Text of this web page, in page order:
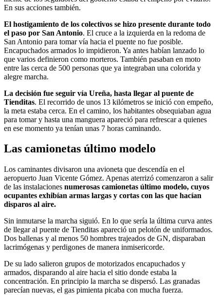
En sus acciones también.
El hostigamiento de los colectivos se hizo presente durante todo
el paso por San Antonio. El cruce a la izquierda en la redoma de
San Antonio para tomar vía hacia el puente no fue posible.
Encapuchados armados lo impidieron. Ya antes habían lanzado lo
que varios definieron como morteros. También pasaban en moto
entre las cerca de 500 personas que ya integraban una colorida y
alegre marcha.
La decisión fue seguir vía Ureña, hasta llegar al puente de
Tienditas. El recorrido de unos 13 kilómetros se inició con empeño,
la meta estaba cerca. En el camino, los habitantes obsequiaban agua
para tomar y hasta una manguera apareció para refrescar a quienes
en ese momento ya tenían unas 7 horas caminando.
Las camionetas último modelo
Los caminantes divisaron una avioneta que descendía en el
aeropuerto Juan Vicente Gómez. Apenas aterrizó comenzaron a salir
de las instalaciones numerosas camionetas último modelo, cuyos
ocupantes exhibían armas largas y cortas con las que hacían
disparos al aire.
Sin inmutarse la marcha siguió. En lo que sería la última curva antes
de llegar al puente de Tienditas apareció un pelotón de uniformados.
Dos ballenas y al menos 50 hombres trajeados de GN, disparaban
lacrimógenas y perdigones de manera inmisericorde.
De su lado salieron grupos de motorizados encapuchados y
armados, disparando al aire hacia el sitio donde estaba la
concentración. En principio la marcha se dispersó. Las granadas
parecían nuevas, el gas pimienta picaba con mucha fuerza.